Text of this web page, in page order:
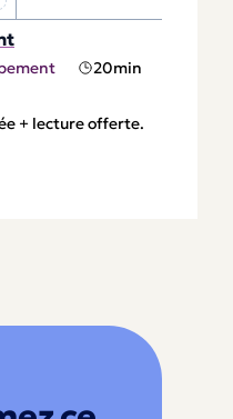
20min
+ lecture offerte.